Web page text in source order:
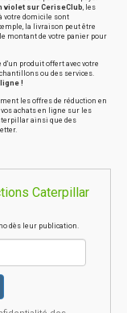
violet sur CeriseClub, les
votre domicile sont
la livraison peut être
montant de votre panier pour
produit offert avec votre
ou des services.
!
les offres de réduction en
achats en ligne sur les
ainsi que des
Caterpillar
dès leur publication.